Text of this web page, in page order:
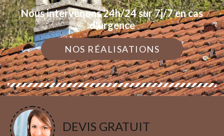
Nous intervenons 24h/24 sur 7j/7 en cas
d'urgence
NOS RÉALISATIONS
DEVIS GRATUIT